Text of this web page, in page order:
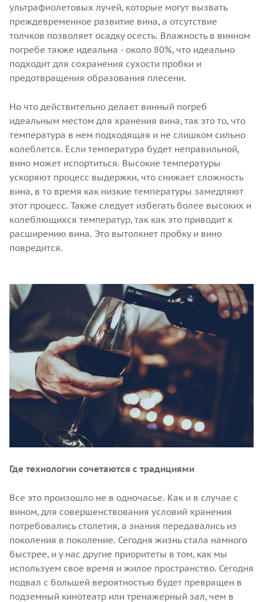
ультрафиолетовых лучей, которые могут вызвать
преждевременное развитие вина, а отсутствие
толчков позволяет осадку осесть. Влажность в винном
погребе также идеальна - около 80%, что идеально
подходит для сохранения сухости пробки и
предотвращения образования плесени.
Но что действительно делает винный погреб
идеальным местом для хранения вина, так это то, что
температура в нем подходящая и не слишком сильно
колеблется. Если температура будет неправильной,
вино может испортиться. Высокие температуры
ускоряют процесс выдержки, что снижает сложность
вина, в то время как низкие температуры замедляют
этот процесс. Также следует избегать более высоких и
колеблющихся температур, так как это приводит к
расширению вина. Это вытолкнет пробку и вино
повредится.
Где технологии сочетаются с традициями
Все это произошло не в одночасье. Как и в случае с
вином, для совершенствования условий хранения
потребовались столетия, а знания передавались из
поколения в поколение. Сегодня жизнь стала намного
быстрее, и у нас другие приоритеты в том, как мы
используем свое время и жилое пространство. Сегодня
подвал с большей вероятностью будет превращен в
подземный кинотеатр или тренажерный зал, чем в